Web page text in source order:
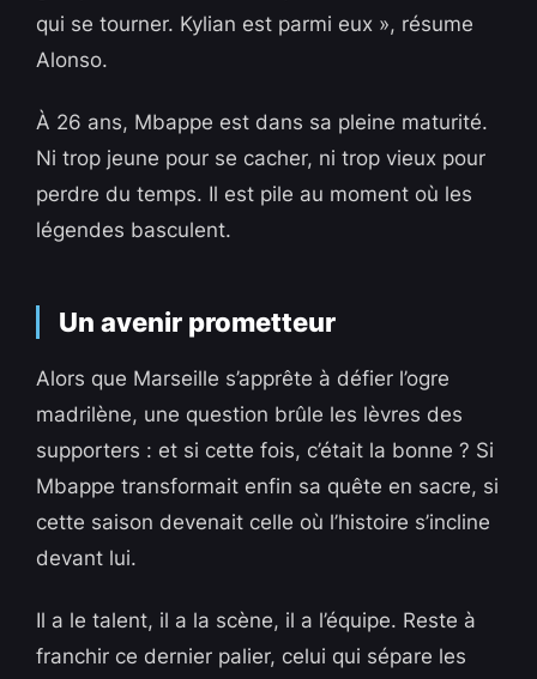
qui se tourner. Kylian est parmi eux », résume
Alonso.
À 26 ans, Mbappe est dans sa pleine maturité.
Ni trop jeune pour se cacher, ni trop vieux pour
perdre du temps. Il est pile au moment où les
légendes basculent.
Un avenir prometteur
Alors que Marseille s’apprête à défier l’ogre
madrilène, une question brûle les lèvres des
supporters : et si cette fois, c’était la bonne ? Si
Mbappe transformait enfin sa quête en sacre, si
cette saison devenait celle où l’histoire s’incline
devant lui.
Il a le talent, il a la scène, il a l’équipe. Reste à
franchir ce dernier palier, celui qui sépare les